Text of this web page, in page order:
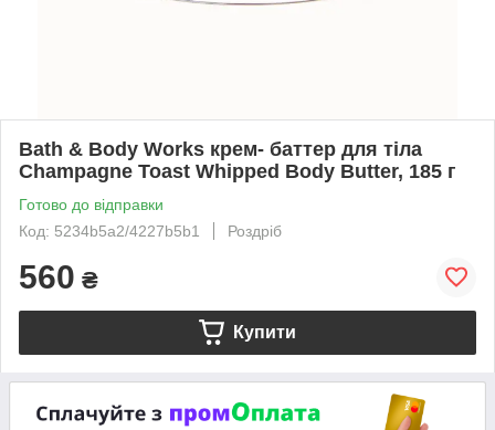
Bath & Body Works крем- баттер для тіла
Champagne Toast Whipped Body Butter, 185 г
Готово до відправки
Код: 5234b5a2/4227b5b1
Роздріб
560 ₴
Купити